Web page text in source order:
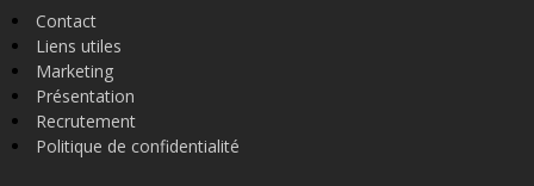
Contact
Liens utiles
Marketing
Présentation
Recrutement
Politique de confidentialité